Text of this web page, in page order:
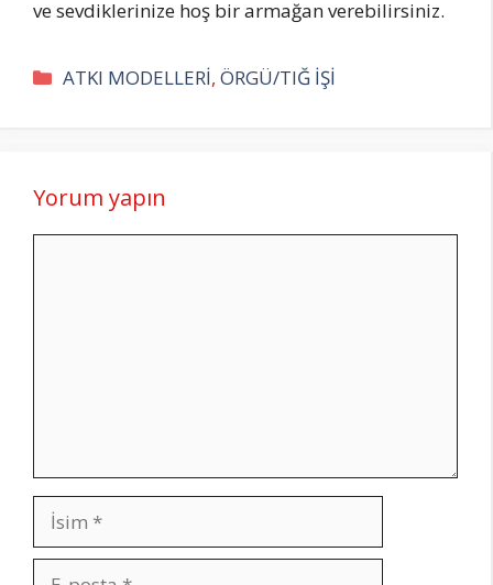
ve sevdiklerinize hoş bir armağan verebilirsiniz.
Kategoriler
ATKI MODELLERİ,ÖRGÜ/TIĞ İŞİ
Yorum yapın
İsim